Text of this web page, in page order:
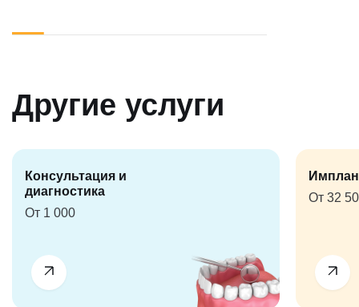
Другие услуги
Консультация и
диагностика
От 1 000
От 32